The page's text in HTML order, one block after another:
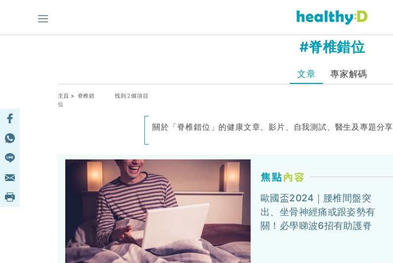
#脊椎錯位
文章 專家解碼
主頁 > 脊椎錯
位
找到2個項目
關於「脊椎錯位」的健康文章、影片、自我測試、醫生及專題分享
歐國盃2024｜腰椎間盤突
出、坐骨神經痛或跟姿勢有
關！必學睇波6招有助護脊